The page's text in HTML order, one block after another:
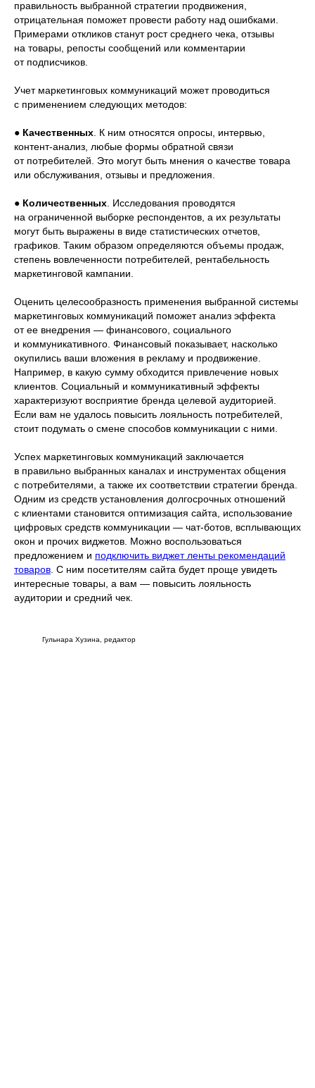
правильность выбранной стратегии продвижения,
отрицательная поможет провести работу над ошибками.
Примерами откликов станут рост среднего чека, отзывы
на товары, репосты сообщений или комментарии
от подписчиков.
Учет маркетинговых коммуникаций может проводиться
с применением следующих методов:
● Качественных . К ним относятся опросы, интервью,
контент-анализ, любые формы обратной связи
от потребителей. Это могут быть мнения о качестве товара
или обслуживания, отзывы и предложения.
● Количественных . Исследования проводятся
на ограниченной выборке респондентов, а их результаты
могут быть выражены в виде статистических отчетов,
графиков. Таким образом определяются объемы продаж,
степень вовлеченности потребителей, рентабельность
маркетинговой кампании.
Оценить целесообразность применения выбранной системы
маркетинговых коммуникаций поможет анализ эффекта
от ее внедрения — финансового, социального
и коммуникативного. Финансовый показывает, насколько
окупились ваши вложения в рекламу и продвижение.
Например, в какую сумму обходится привлечение новых
клиентов. Социальный и коммуникативный эффекты
характеризуют восприятие бренда целевой аудиторией.
Если вам не удалось повысить лояльность потребителей,
стоит подумать о смене способов коммуникации с ними.
Успех маркетинговых коммуникаций заключается
в правильно выбранных каналах и инструментах общения
с потребителями, а также их соответствии стратегии бренда.
Одним из средств установления долгосрочных отношений
с клиентами становится оптимизация сайта, использование
цифровых средств коммуникации — чат-ботов, всплывающих
окон и прочих виджетов. Можно воспользоваться
предложением и подключить виджет ленты рекомендаций
товаров . С ним посетителям сайта будет проще увидеть
интересные товары, а вам — повысить лояльность
аудитории и средний чек.
Гульнара Хузина, редактор